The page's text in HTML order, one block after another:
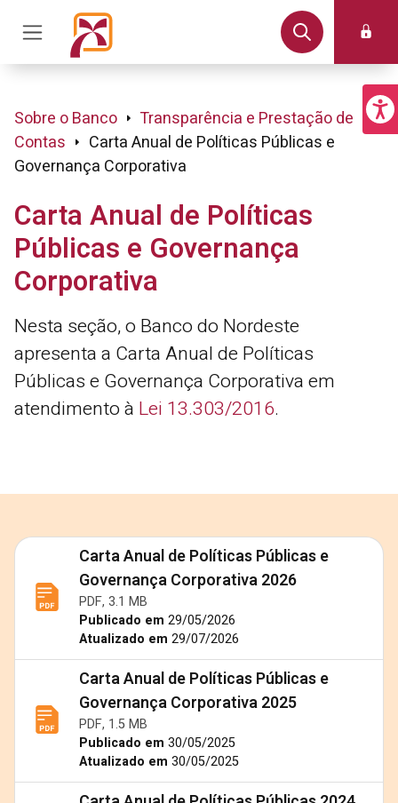
Sobre o Banco
Transparência e Prestação de
Contas
Carta Anual de Políticas Públicas e
Governança Corporativa
Carta Anual de Políticas
Públicas e Governança
Corporativa
Nesta seção, o Banco do Nordeste
apresenta a Carta Anual de Políticas
Públicas e Governança Corporativa em
atendimento à Lei 13.303/2016.
Carta Anual de Políticas Públicas e
Governança Corporativa 2026
PDF, 3.1 MB
Publicado em 29/05/2026
Atualizado em 29/07/2026
Carta Anual de Políticas Públicas e
Governança Corporativa 2025
PDF, 1.5 MB
Publicado em 30/05/2025
Atualizado em 30/05/2025